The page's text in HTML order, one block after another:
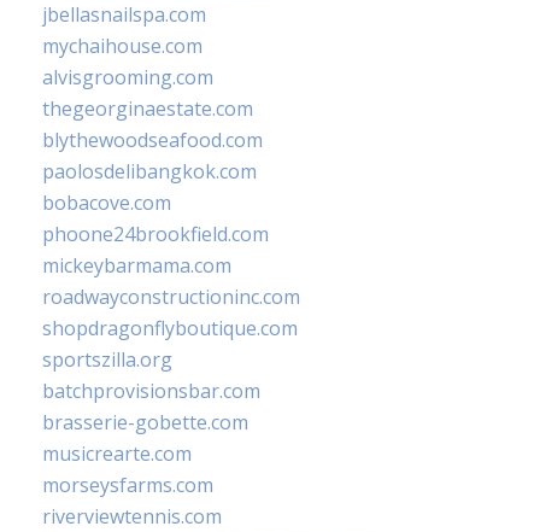
jbellasnailspa.com
mychaihouse.com
alvisgrooming.com
thegeorginaestate.com
blythewoodseafood.com
paolosdelibangkok.com
bobacove.com
phoone24brookfield.com
mickeybarmama.com
roadwayconstructioninc.com
shopdragonflyboutique.com
sportszilla.org
batchprovisionsbar.com
brasserie-gobette.com
musicrearte.com
morseysfarms.com
riverviewtennis.com